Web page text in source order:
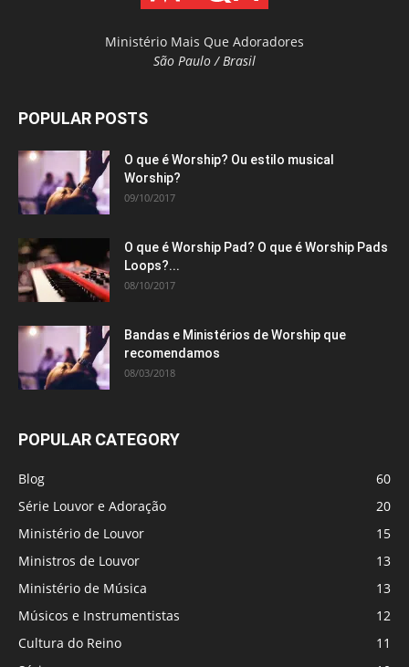
Ministério Mais Que Adoradores
São Paulo / Brasil
POPULAR POSTS
O que é Worship? Ou estilo musical
Worship?
09/10/2017
O que é Worship Pad? O que é Worship Pads
Loops?...
08/10/2017
Bandas e Ministérios de Worship que
recomendamos
08/03/2018
POPULAR CATEGORY
Blog
60
Série Louvor e Adoração
20
Ministério de Louvor
15
Ministros de Louvor
13
Ministério de Música
13
Músicos e Instrumentistas
12
Cultura do Reino
11